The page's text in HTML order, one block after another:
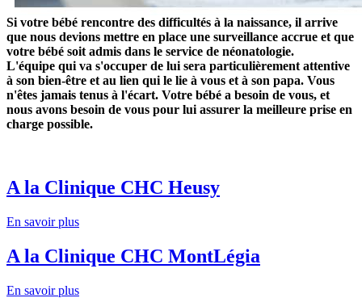
Si votre bébé rencontre des difficultés à la naissance, il arrive
que nous devions mettre en place une surveillance accrue et que
votre bébé soit admis dans le service de néonatologie.
L'équipe qui va s'occuper de lui sera particulièrement attentive
à son bien-être et au lien qui le lie à vous et à son papa. Vous
n'êtes jamais tenus à l'écart. Votre bébé a besoin de vous, et
nous avons besoin de vous pour lui assurer la meilleure prise en
charge possible.
A la Clinique CHC Heusy
En savoir plus
A la Clinique CHC MontLégia
En savoir plus